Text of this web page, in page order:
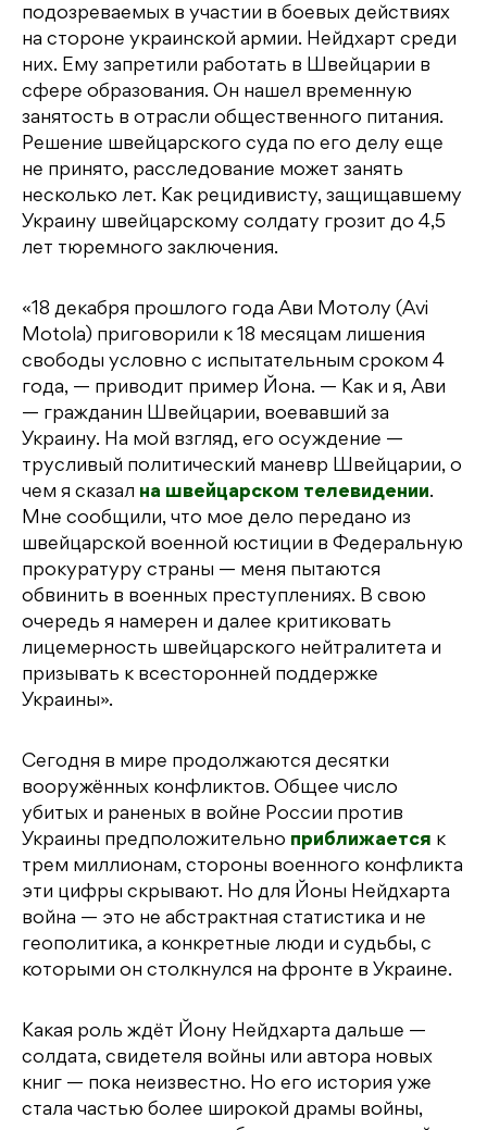
подозреваемых в участии в боевых действиях
на стороне украинской армии. Нейдхарт среди
них. Ему запретили работать в Швейцарии в
сфере образования. Он нашел временную
занятость в отрасли общественного питания.
Решение швейцарского суда по его делу еще
не принято, расследование может занять
несколько лет. Как рецидивисту, защищавшему
Украину швейцарскому солдату грозит до 4,5
лет тюремного заключения.
«18 декабря прошлого года Ави Мотолу (Avi
Motola) приговорили к 18 месяцам лишения
свободы условно с испытательным сроком 4
года, — приводит пример Йона. — Как и я, Ави
— гражданин Швейцарии, воевавший за
Украину. На мой взгляд, его осуждение —
трусливый политический маневр Швейцарии, о
чем я сказал на швейцарском телевидении.
Мне сообщили, что мое дело передано из
швейцарской военной юстиции в Федеральную
прокуратуру страны — меня пытаются
обвинить в военных преступлениях. В свою
очередь я намерен и далее критиковать
лицемерность швейцарского нейтралитета и
призывать к всесторонней поддержке
Украины».
Сегодня в мире продолжаются десятки
вооружённых конфликтов. Общее число
убитых и раненых в войне России против
Украины предположительно приближается к
трем миллионам, стороны военного конфликта
эти цифры скрывают. Но для Йоны Нейдхарта
война — это не абстрактная статистика и не
геополитика, а конкретные люди и судьбы, с
которыми он столкнулся на фронте в Украине.
Какая роль ждёт Йону Нейдхарта дальше —
солдата, свидетеля войны или автора новых
книг — пока неизвестно. Но его история уже
стала частью более широкой драмы войны,